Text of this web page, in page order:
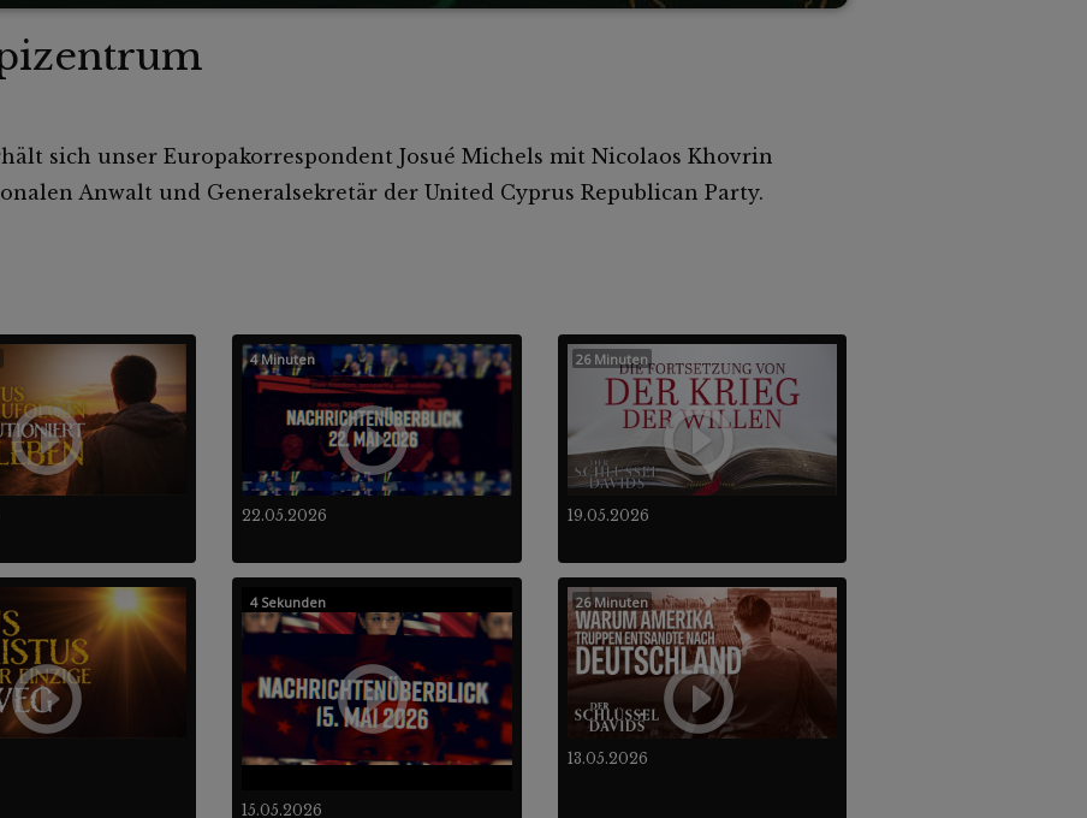
sich unser Europakorrespondent Josué Michels mit Nicolaos Khovrin
Anwalt und Generalsekretär der United Cyprus Republican Party.
22.05.2026
4 Minuten
19.05.2026
26 Minuten
15.05.2026
4 Sekunden
13.05.2026
26 Minuten